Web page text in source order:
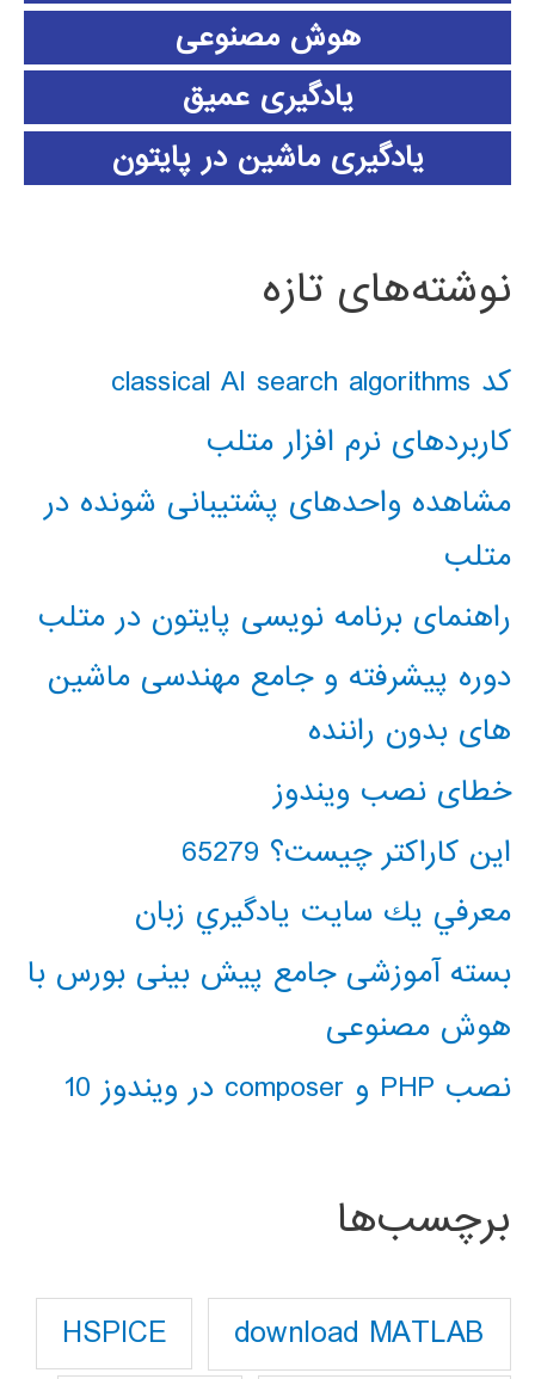
هوش مصنوعی
یادگیری عمیق
یادگیری ماشین در پایتون
نوشته‌های تازه
کد classical AI search algorithms
کاربردهای نرم افزار متلب
مشاهده واحدهای پشتیبانی شونده در
متلب
راهنمای برنامه نویسی پایتون در متلب
دوره پیشرفته و جامع مهندسی ماشین
های بدون راننده
خطای نصب ویندوز
این کاراکتر چیست؟ 65279
معرفي يك سايت يادگيري زبان
بسته آموزشی جامع پیش بینی بورس با
هوش مصنوعی
نصب PHP و composer در ویندوز 10
برچسب‌ها
download MATLAB
HSPICE